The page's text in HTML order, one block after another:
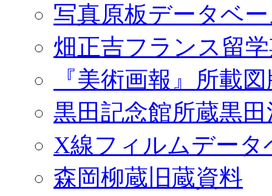
写真原板データベ
畑正吉フランス留
『美術画報』所載
黒田記念館所蔵黒
X線フィルムデータ
森岡柳蔵旧蔵資料